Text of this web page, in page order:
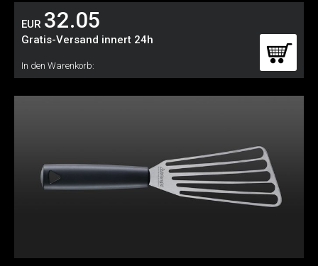
EUR 32.05
Gratis-Versand innert 24h
In den Warenkorb: